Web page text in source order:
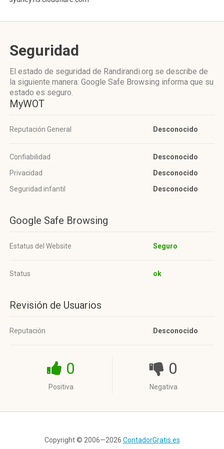
Seguridad
El estado de seguridad de Randirandi.org se describe de
la siguiente manera: Google Safe Browsing informa que su
estado es seguro.
MyWOT
Reputación General Desconocido
Confiabilidad
Desconocido
Privacidad
Desconocido
Seguridad infantil
Desconocido
Google Safe Browsing
Estatus del Website Seguro
Status ok
Revisión de Usuarios
Reputación Desconocido
0
Positiva
0
Negativa
Copyright © 2006—2026 ContadorGratis.es